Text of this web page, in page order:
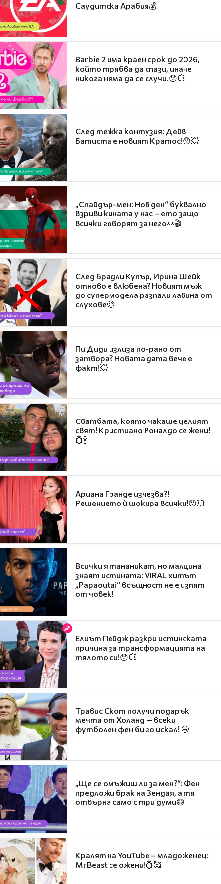
Саудитска Арабия💰
Barbie 2 има краен срок до 2026,
който трябва да спази, иначе
никога няма да се случи.😯💥
След тежка контузия: Дейв
Батиста е новият Кратос!😯💥
„Спайдър-мен: Нов ден“ буквално
взриви кината у нас – ето защо
всички говорят за него👀🎬
След Брадли Купър, Ирина Шейк
отново е влюбена? Новият мъж
до супермодела разпали лавина от
слухове🧐
Пи Диди излиза по-рано от
затвора? Новата дата вече е
факт!💥
Сватбата, която чакаше целият
свят! Кристиано Роналдо се жени!
💍🍾
Ариана Гранде изчезва?!
Решението ѝ шокира всички!😯💥
Всички я тананикат, но малцина
знаят истината: VIRAL хитът
„Papaoutai“ всъщност не е изпят
от човек!
Елиът Пейдж разкри истинската
причина за трансформацията на
тялото си!😯💥
Травис Скот получи подарък
мечта от Холанд — всеки
футболен фен би го искал! 🤩
„Ще се омъжиш ли за мен?“: Фен
предложи брак на Зендая, а тя
отвърна само с три думи😅
Кралят на YouTube – младоженец:
MrBeast се ожени!💍🥰